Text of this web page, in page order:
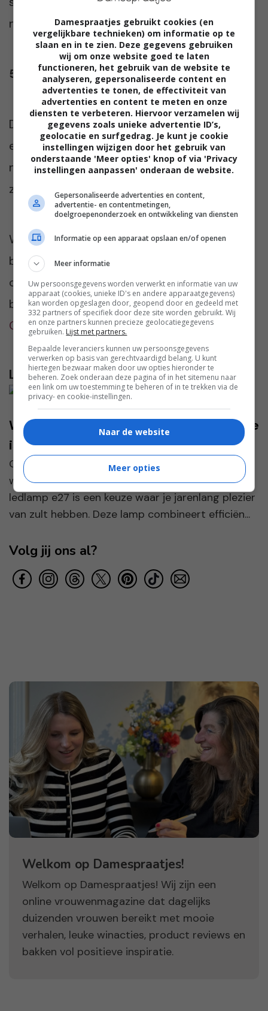
mensen vinden ze toch echt prettiger.
5. LELO HEX
Dit is een nieuw merk, wat staat voor luxe en
exclusiviteit. De condooms zijn ontworpen
met honinggraat en laten warmte door. Dit
zorgt voor een nog intensere beleving.
We hopen dat deze voorbeelden je een
beetje helpen bij het kiezen van een goed
condoom. Je kunt al deze merken
bestellen en discreet laten bezorgen door
Condoom.nl.
Lees verder...
Waarom de ledlamp e27 de slimste keuze
is
Of je nu energie wilt besparen, je huis gezelliger
wilt maken of je verlichting wilt moderniseren, de
ledlamp e27 is een keuze waar je jarenlang plezier
van zult hebben. Deze lamp combineert efficiën...
Volg jij ons al?
Welkom op Damespraatjes!
Welkom op Damespraatjes! Wij zijn een
online vrouwenmagazine dat dagelijks
duizenden vrouwen bereikt met mooie
verhalen, leuke winacties, product reviews en
bakken vol positieve inspiratie.
Damespraatjes gebruikt cookies (en
vergelijkbare technieken) om informatie op te
slaan en in te zien. Deze gegevens gebruiken
wij om onze website goed te laten
functioneren, het gebruik van de website te
analyseren, gepersonaliseerde content en
advertenties te tonen, de effectiviteit van
advertenties en content te meten en onze
diensten te verbeteren. Hiervoor verzamelen wij
gegevens zoals unieke advertentie ID’s,
geolocatie en surfgedrag. Je kunt je cookie
instellingen wijzigen door het gebruik van
onderstaande 'Meer opties' knop of via 'Privacy
instellingen aanpassen' onderaan de website.
Gepersonaliseerde advertenties en content,
advertentie- en contentmetingen,
doelgroepenonderzoek en ontwikkeling van diensten
Informatie op een apparaat opslaan en/of openen
Meer informatie
Uw persoonsgegevens worden verwerkt en informatie van uw
apparaat (cookies, unieke ID's en andere apparaatgegevens)
kan worden opgeslagen door, geopend door en gedeeld met
332 partners of specifiek door deze site worden gebruikt. Wij
en onze partners kunnen precieze geolocatiegegevens
gebruiken. Lijst met partners.
Bepaalde leveranciers kunnen uw persoonsgegevens
verwerken op basis van gerechtvaardigd belang. U kunt
hiertegen bezwaar maken door uw opties hieronder te
beheren. Zoek onderaan deze pagina of in het sitemenu naar
een link om uw toestemming te beheren of in te trekken via de
privacy- en cookie-instellingen.
Naar de website
Meer opties